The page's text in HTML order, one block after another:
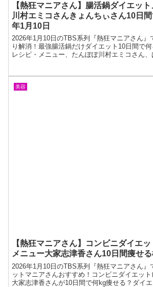
【熱狂マニアさん】腸活鍋ダイエッ
川村エミコさんきょんちぃさん10日
年1月10日
2026年1月10日のTBS系列『熱狂マニアさん』
り解消！最強腸活鍋だけダイエット10日間で
レシピ・メニュー、たんぽぽ川村エミコさん
んは、話題の「鍋ダイエット」にマニアさん
た、腸活鍋レシピが特集されました。ご自身
で20kg痩せたという管理栄...
美容
【熱狂マニアさん】コンビニダイエ
メニュー大家志津香さん10日間痩せ
2026年1月10日のTBS系列『熱狂マニアさん』
ットマニアさんおすすめ！コンビニダイエット
大家志津香さんが10日間で何kg痩せる？ダイエ